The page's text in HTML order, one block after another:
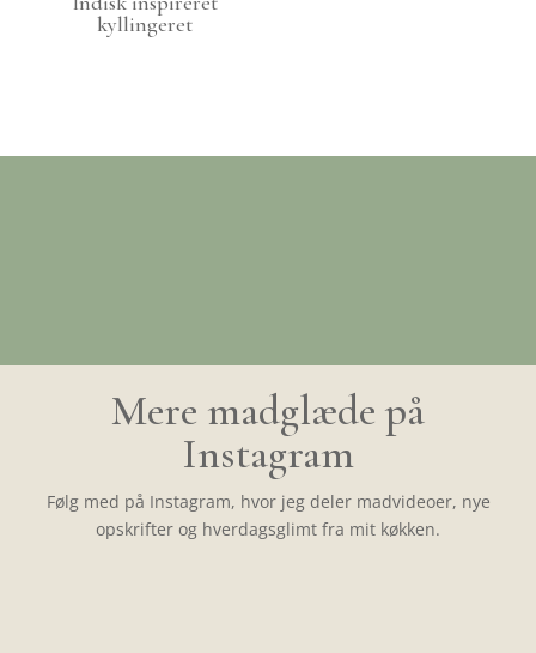
kyllingeret
Mere madglæde på
Instagram
Følg med på Instagram, hvor jeg deler madvideoer, nye
opskrifter og hverdagsglimt fra mit køkken.